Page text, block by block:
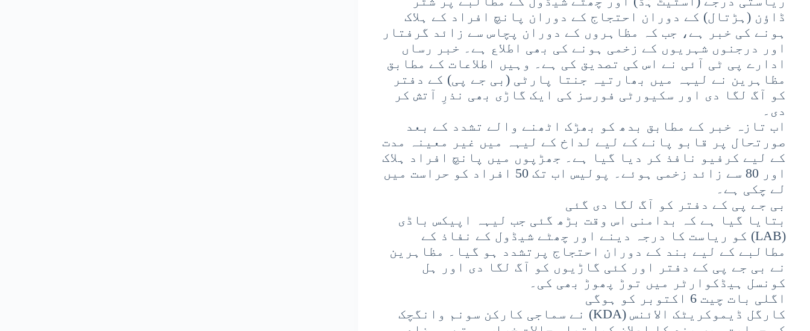
ڈاؤن (ہڑتال) کے دوران احتجاج کے دوران پانچ افراد کے ہلاک
ہونے کی خبر ہے، جب کہ مظاہروں کے دوران پچاس سے زائد گرفتار
اور درجنوں شہریوں کے زخمی ہونے کی بھی اطلاع ہے۔ خبر رساں
ادارے پی ٹی آئی نے اس کی تصدیق کی ہے۔ وہیں اطلاعات کے مطابق
مظاہرین نے لیہہ میں بھارتیہ جنتا پارٹی (بی جے پی) کے دفتر
کو آگ لگا دی اور سکیورٹی فورسز کی ایک گاڑی بھی نذرِ آتش کر
دی۔
اب تازہ خبر کے مطابق بدھ کو بھڑک اٹھنے والے تشدد کے بعد
صورتحال پر قابو پانے کے لیے لداخ کے لیہہ میں غیر معینہ مدت
کے لیے کرفیو نافذ کر دیا گیا ہے۔ جھڑپوں میں پانچ افراد ہلاک
اور 80 سے زائد زخمی ہوئے۔ پولیس اب تک 50 افراد کو حراست میں
لے چکی ہے۔
بی جے پی کے دفتر کو آگ لگا دی گئی
بتایا گیا ہے کہ بدامنی اس وقت بڑھ گئی جب لیہہ اپیکس باڈی
(LAB) کو ریاست کا درجہ دینے اور چھٹے شیڈول کے نفاذ کے
مطالبے کے لیے بند کے دوران احتجاج پرتشدد ہو گیا۔ مظاہرین
نے بی جے پی کے دفتر اور کئی گاڑیوں کو آگ لگا دی اور ہل
کونسل ہیڈکوارٹر میں توڑ پھوڑ بھی کی۔
اگلی بات چیت 6 اکتوبر کو ہوگی
کارگل ڈیموکریٹک الائنس (KDA) نے سماجی کارکن سونم وانگچک